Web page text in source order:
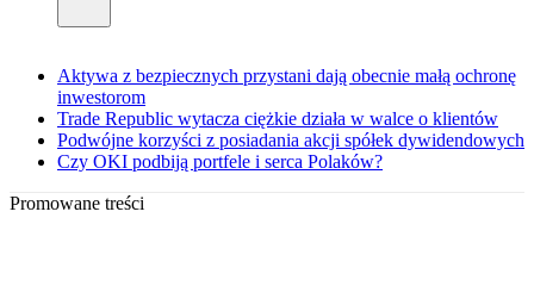
Aktywa z bezpiecznych przystani dają obecnie małą ochronę
inwestorom
Trade Republic wytacza ciężkie działa w walce o klientów
Podwójne korzyści z posiadania akcji spółek dywidendowych
Czy OKI podbiją portfele i serca Polaków?
Promowane treści